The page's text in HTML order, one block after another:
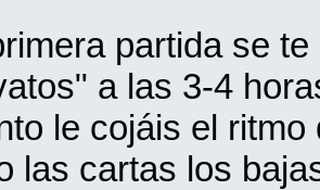
partida se
a las 3-4
le cojáis el
las cartas los